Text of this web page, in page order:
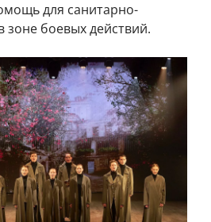
для санитарно-
зоне боевых действий.